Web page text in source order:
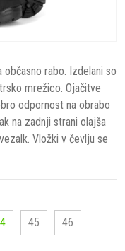
občasno rabo. Izdelani so
mrežico. Ojačitve
odpornost na obrabo
na zadnji strani olajša
Vložki v čevlju se
45 46